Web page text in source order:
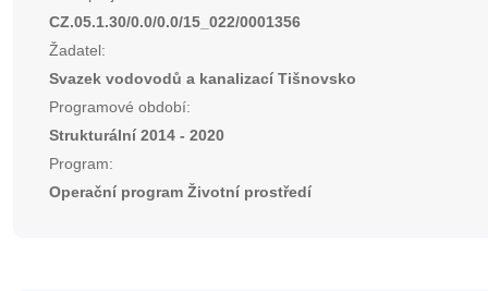
CZ.05.1.30/0.0/0.0/15_022/0001356
Žadatel:
Svazek vodovodů a kanalizací Tišnovsko
Programové období:
Strukturální 2014 - 2020
Program:
Operační program Životní prostředí